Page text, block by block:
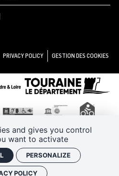
and gives you control
want to activate
PERSONALIZE
POLICY
PRIVACY POLICY GESTION DES COOKIES